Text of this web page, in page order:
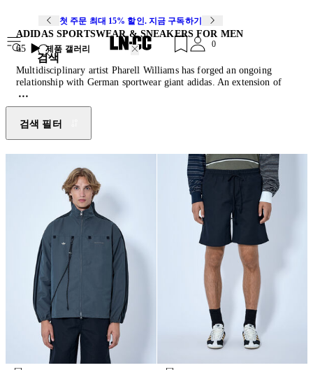
첫 주문 최대 15% 할인. 지금 구독하기
검색
0
ADIDAS SPORTSWEAR & SNEAKERS FOR MEN
65
제품 갤러리
Multidisciplinary artist Pharell Williams has forged an ongoing
relationship with German sportwear giant adidas. An extension of
Pharrell’s vision to meld fashion, design and functionality, the
collaboration with adidas has expanded from a Stan Smith to
creating quality everyday staples. The adidas x Humanrace capsule
collection features a versatile set of all-gender hoodies, sweatshirts
and track pants elevating everyday streetwear.
검색 필터